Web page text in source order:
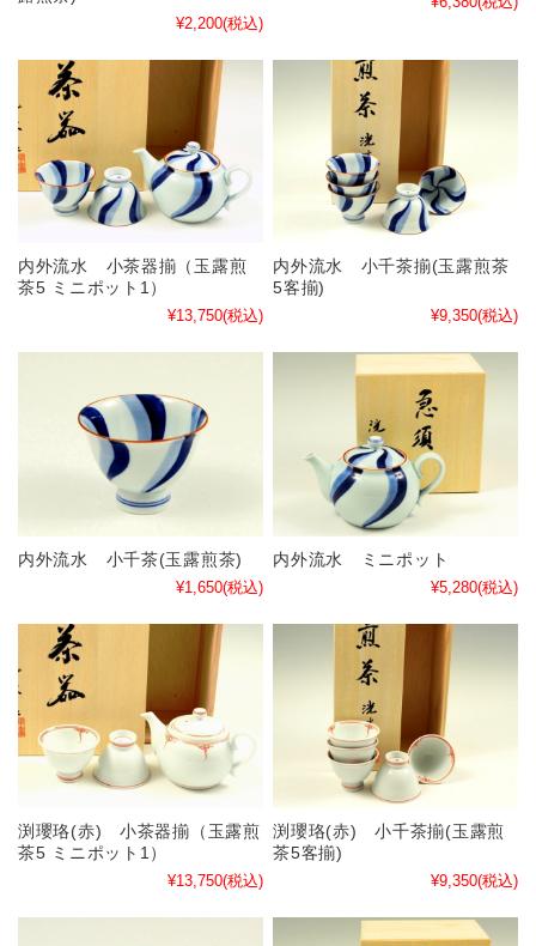
¥2,200(税込)
内外流水 小茶器揃（玉露煎
茶5 ミニポット1）
¥13,750(税込)
内外流水 小千茶揃(玉露煎茶
5客揃)
¥9,350(税込)
内外流水 小千茶(玉露煎茶)
¥1,650(税込)
内外流水 ミニポット
¥5,280(税込)
渕瓔珞(赤) 小茶器揃（玉露煎
茶5 ミニポット1）
¥13,750(税込)
渕瓔珞(赤) 小千茶揃(玉露煎
茶5客揃)
¥9,350(税込)